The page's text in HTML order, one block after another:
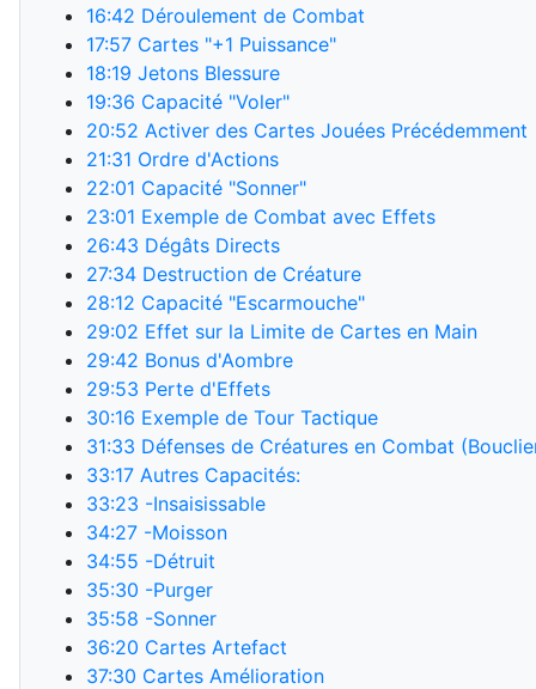
16:42 Déroulement de Combat
17:57 Cartes "+1 Puissance"
18:19 Jetons Blessure
19:36 Capacité "Voler"
20:52 Activer des Cartes Jouées Précédemment
21:31 Ordre d'Actions
22:01 Capacité "Sonner"
23:01 Exemple de Combat avec Effets
26:43 Dégâts Directs
27:34 Destruction de Créature
28:12 Capacité "Escarmouche"
29:02 Effet sur la Limite de Cartes en Main
29:42 Bonus d'Aombre
29:53 Perte d'Effets
30:16 Exemple de Tour Tactique
31:33 Défenses de Créatures en Combat
33:17 Autres Capacités:
33:23 -Insaisissable
34:27 -Moisson
34:55 -Détruit
35:30 -Purger
35:58 -Sonner
36:20 Cartes Artefact
37:30 Cartes Amélioration